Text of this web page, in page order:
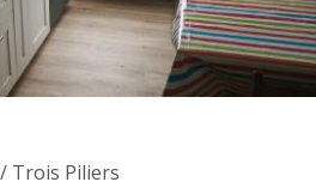
Trois Piliers